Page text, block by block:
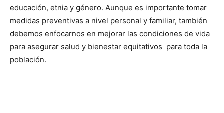
educación, etnia y género. Aunque es importante tomar
medidas preventivas a nivel personal y familiar, también
debemos enfocarnos en mejorar las condiciones de vida
para asegurar salud y bienestar equitativos para toda la
población.